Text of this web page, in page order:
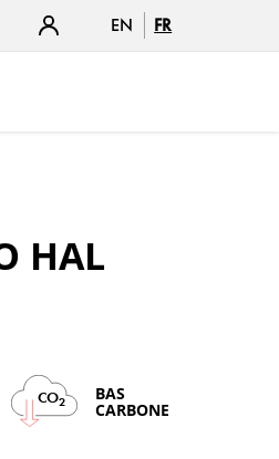
EN FR
HAL
CO2 BAS
CARBONE